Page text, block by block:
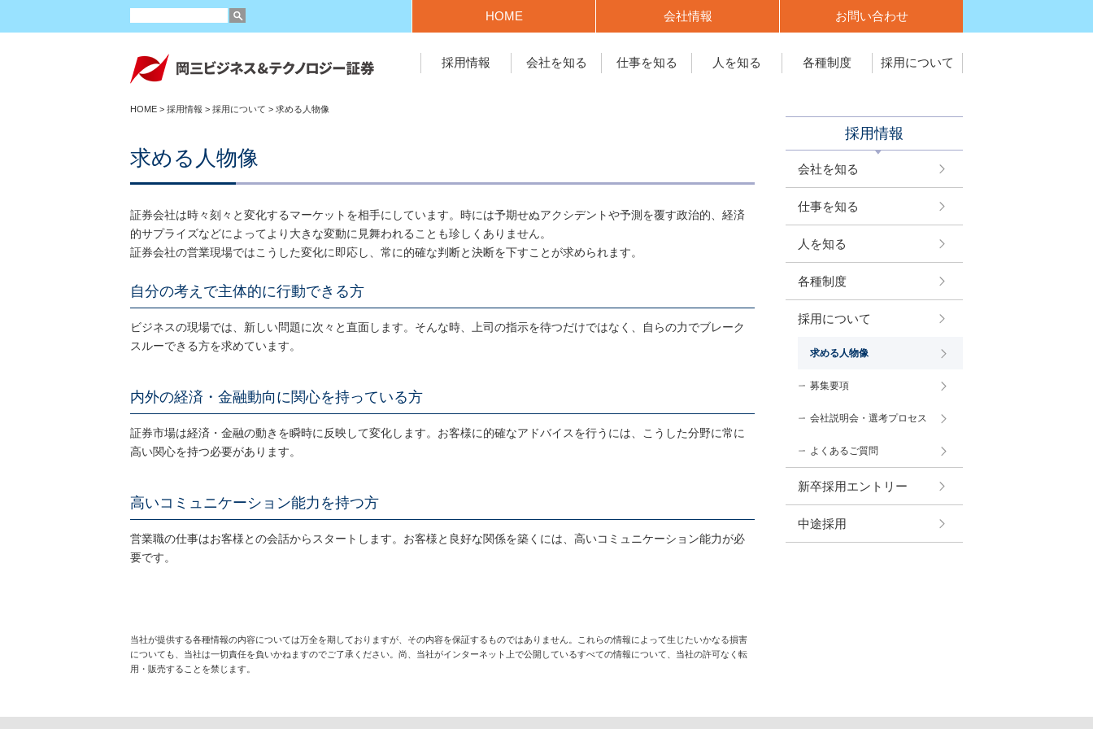
HOME 会社情報 お問い合わせ
採用情報 会社を知る 仕事を知る 人を知る 各種制度 採用について
HOME > 採用情報 > 採用について > 求める人物像
求める人物像
証券会社は時々刻々と変化するマーケットを相手にしています。時には予期せぬアクシデントや予測を覆す政治的、経済
的サプライズなどによってより大きな変動に見舞われることも珍しくありません。
証券会社の営業現場ではこうした変化に即応し、常に的確な判断と決断を下すことが求められます。
自分の考えで主体的に行動できる方
ビジネスの現場では、新しい問題に次々と直面します。そんな時、上司の指示を待つだけではなく、自らの力でブレーク
スルーできる方を求めています。
内外の経済・金融動向に関心を持っている方
証券市場は経済・金融の動きを瞬時に反映して変化します。お客様に的確なアドバイスを行うには、こうした分野に常に
高い関心を持つ必要があります。
高いコミュニケーション能力を持つ方
営業職の仕事はお客様との会話からスタートします。お客様と良好な関係を築くには、高いコミュニケーション能力が必
要です。
当社が提供する各種情報の内容については万全を期しておりますが、その内容を保証するものではありません。これらの情報によって生じたいかなる損害
についても、当社は一切責任を負いかねますのでご了承ください。尚、当社がインターネット上で公開しているすべての情報について、当社の許可なく転
用・販売することを禁じます。
採用情報
会社を知る
仕事を知る
人を知る
各種制度
採用について
求める人物像
募集要項
会社説明会・選考プロセス
よくあるご質問
新卒採用エントリー
中途採用